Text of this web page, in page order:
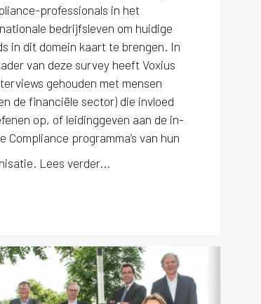
professionals in het
bedrijfsleven om huidige
in dit domein kaart te brengen. In
van deze survey heeft Voxius
gehouden met mensen
de financiële sector) die invloed
op, of leidinggeven aan de in-
Compliance programma’s van hun
Lees verder...